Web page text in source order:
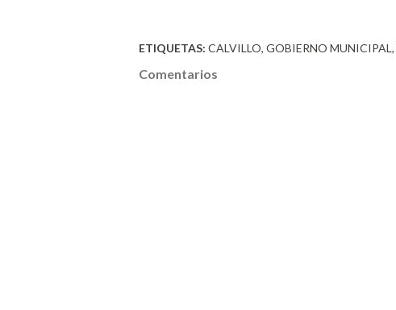
ETIQUETAS: CALVILLO GOBIERNO MUNICIPAL
Comentarios